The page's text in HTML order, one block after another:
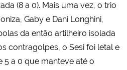
(8 a 0). Mais uma vez, o trio
Gaby e Dani Longhini,
da então artilheiro isolada
contragolpes, o Sesi foi letal e
a 0 que manteve até o